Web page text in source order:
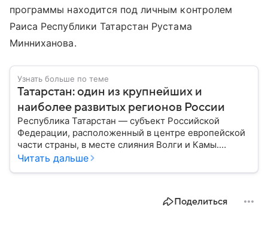
программы находится под личным контролем
Раиса Республики Татарстан Рустама
Минниханова.
Узнать больше по теме
Татарстан: один из крупнейших и
наиболее развитых регионов России
Республика Татарстан — субъект Российской
Федерации, расположенный в центре европейской
части страны, в месте слияния Волги и Камы.
Регион считается одним из ведущих
наследием, многонациональным населением и
Читать дальше
Поделиться